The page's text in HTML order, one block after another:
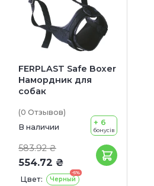
FERPLAST Safe Boxer
Намордник для
собак
(0 Отзывов)
В наличии
583.92 ₴
554.72 ₴
+ 6
бонусів
Цвет:
-5%
Черный